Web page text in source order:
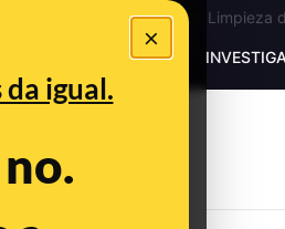
×
da igual.
Bulos Ceuta • Limpieza
PREBUNKING